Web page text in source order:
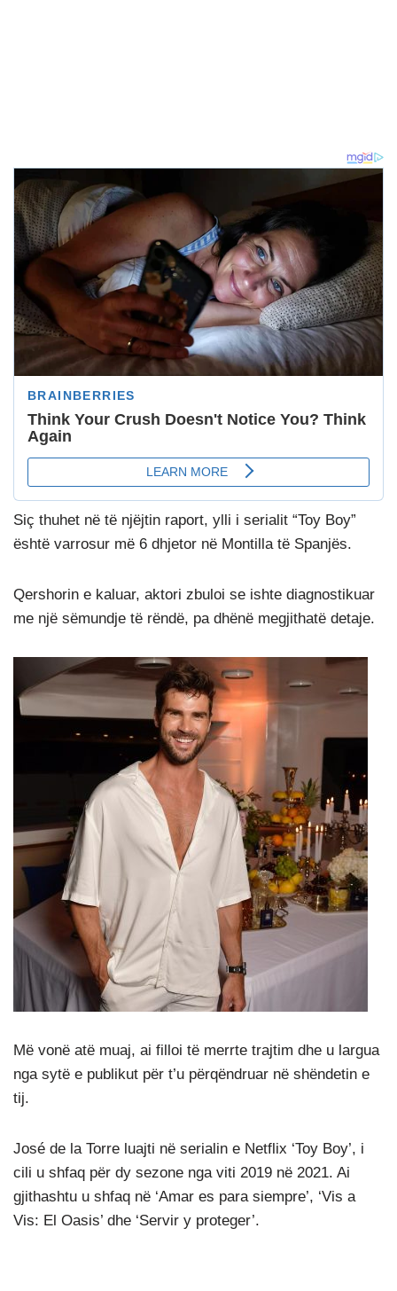
Siç thuhet në të njëjtin raport, ylli i serialit “Toy Boy”
është varrosur më 6 dhjetor në Montilla të Spanjës.
Qershorin e kaluar, aktori zbuloi se ishte diagnostikuar
me një sëmundje të rëndë, pa dhënë megjithatë detaje.
Më vonë atë muaj, ai filloi të merrte trajtim dhe u largua
nga sytë e publikut për t’u përqëndruar në shëndetin e
tij.
José de la Torre luajti në serialin e Netflix ‘Toy Boy’, i
cili u shfaq për dy sezone nga viti 2019 në 2021. Ai
gjithashtu u shfaq në ‘Amar es para siempre’, ‘Vis a
Vis: El Oasis’ dhe ‘Servir y proteger’.